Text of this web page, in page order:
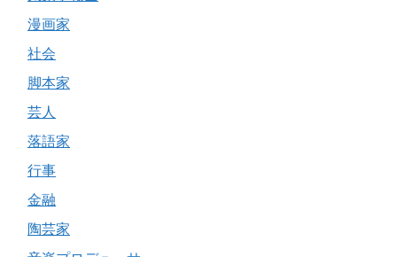
漫画家
社会
脚本家
芸人
落語家
行事
金融
陶芸家